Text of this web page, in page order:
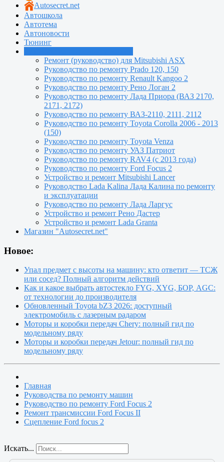
Autosecret.net
Автошкола
Автотема
Автоновости
Тюнинг
Ремонт (руководство) для Mitsubishi ASX
Руководство по ремонту Prado 120, 150
Руководство по ремонту Renault Kangoo 2
Руководство по ремонту Рено Логан 2
Руководство по ремонту Лада Приора (ВАЗ 2170,
2171, 2172)
Руководство по ремонту ВАЗ-2110, 2111, 2112
Руководство по ремонту Toyota Сorolla 2006 - 2013
(150)
Руководство по ремонту Toyota Venza
Руководство по ремонту УАЗ Патриот
Руководство по ремонту RAV4 (с 2013 года)
Руководство по ремонту Ford Focus 2
Устройство и ремонт Mitsubishi Lancer
Руководство Lada Kalina Лада Калина по ремонту
и эксплуатации
Руководство по ремонту Лада Ларгус
Устройство и ремонт Рено Дастер
Устройство и ремонт Lada Granta
Магазин "Autosecret.net"
Новое:
Упал предмет с высоты на машину: кто ответит — ТСЖ
или сосед? Полный алгоритм действий
Как и какое выбрать автостекло FYG, XYG, БОР, AGC:
от технологии до производителя
Обновленный Toyota bZ3 2026: доступный
электромобиль с лазерным радаром
Моторы и коробки передач Chery: полный гид по
модельному ряду
Моторы и коробки передач Jetour: полный гид по
модельному ряду
Главная
Руководства по ремонту машин
Руководство по ремонту Ford Focus 2
Ремонт трансмиссии Ford Focus II
Сцепление Ford focus 2
Искать...